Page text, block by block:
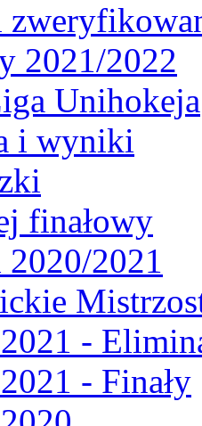
2021/2022
Unihokeja
i wyniki
finałowy
2021
-
- Finały